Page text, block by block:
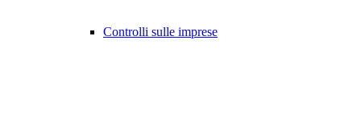
Controlli sulle imprese